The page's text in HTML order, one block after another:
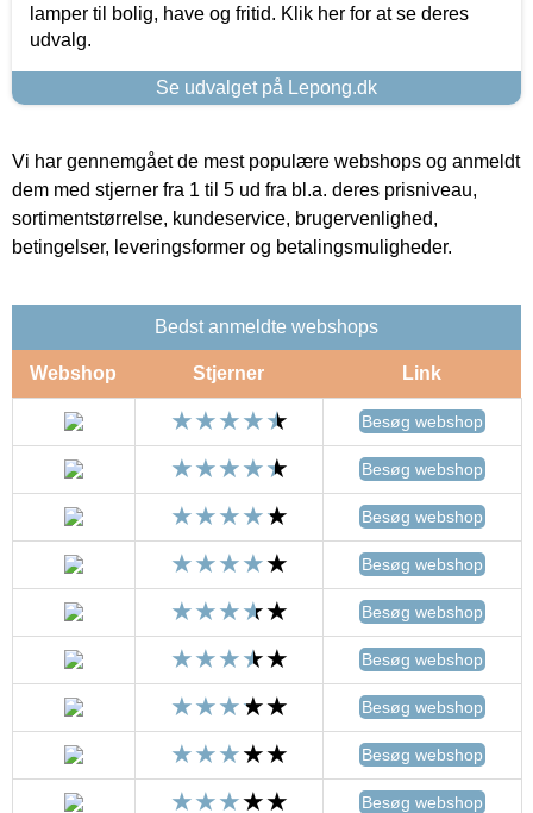
lamper til bolig, have og fritid. Klik her for at se deres
udvalg.
Se udvalget på Lepong.dk
Vi har gennemgået de mest populære webshops og anmeldt
dem med stjerner fra 1 til 5 ud fra bl.a. deres prisniveau,
sortimentstørrelse, kundeservice, brugervenlighed,
betingelser, leveringsformer og betalingsmuligheder.
Bedst anmeldte webshops
Webshop Stjerner Link
Besøg webshop
Besøg webshop
Besøg webshop
Besøg webshop
Besøg webshop
Besøg webshop
Besøg webshop
Besøg webshop
Besøg webshop